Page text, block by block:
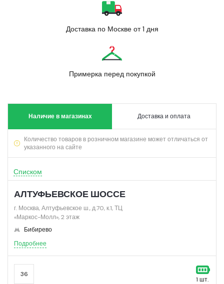
Доставка по Москве от 1 дня
Примерка перед покупкой
Наличие в магазинах Доставка и оплата
Количество товаров в розничном магазине может отличаться от
указанного на сайте
Списком
АЛТУФЬЕВСКОЕ ШОССЕ
г. Москва, Алтуфьевское ш., д.70, к.1, ТЦ
«Маркос-Молл», 2 этаж
Бибирево
Подробнее
36
1 шт.